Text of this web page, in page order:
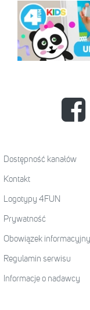
Dostępność kanałów
Kontakt
Logotypy 4FUN
Prywatność
Obowiązek informacyjny
Regulamin serwisu
Informacje o nadawcy